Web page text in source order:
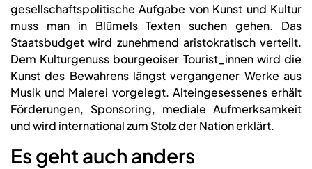
gesellschaftspolitische Aufgabe von Kunst und Kultur
muss man in Blümels Texten suchen gehen. Das
Staatsbudget wird zunehmend aristokratisch verteilt.
Dem Kulturgenuss bourgeoiser Tourist_innen wird die
Kunst des Bewahrens längst vergangener Werke aus
Musik und Malerei vorgelegt. Alteingesessenes erhält
Förderungen, Sponsoring, mediale Aufmerksamkeit
und wird international zum Stolz der Nation erklärt.
Es geht auch anders